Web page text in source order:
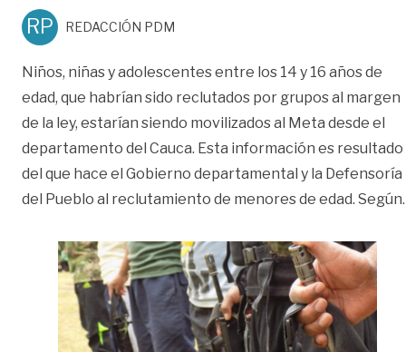
RP REDACCIÓN PDM
Niños, niñas y adolescentes entre los 14 y 16 años de
edad, que habrían sido reclutados por grupos al margen
de la ley, estarían siendo movilizados al Meta desde el
departamento del Cauca. Esta información es resultado
del que hace el Gobierno departamental y la Defensoría
del Pueblo al reclutamiento de menores de edad. Según